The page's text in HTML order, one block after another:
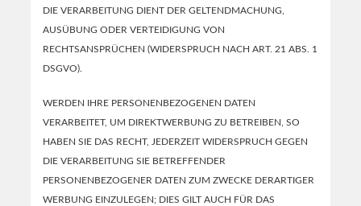
DIE VERARBEITUNG DIENT DER GELTENDMACHUNG,
AUSÜBUNG ODER VERTEIDIGUNG VON
RECHTSANSPRÜCHEN (WIDERSPRUCH NACH ART. 21 ABS. 1
DSGVO).
WERDEN IHRE PERSONENBEZOGENEN DATEN
VERARBEITET, UM DIREKTWERBUNG ZU BETREIBEN, SO
HABEN SIE DAS RECHT, JEDERZEIT WIDERSPRUCH GEGEN
DIE VERARBEITUNG SIE BETREFFENDER
PERSONENBEZOGENER DATEN ZUM ZWECKE DERARTIGER
WERBUNG EINZULEGEN; DIES GILT AUCH FÜR DAS